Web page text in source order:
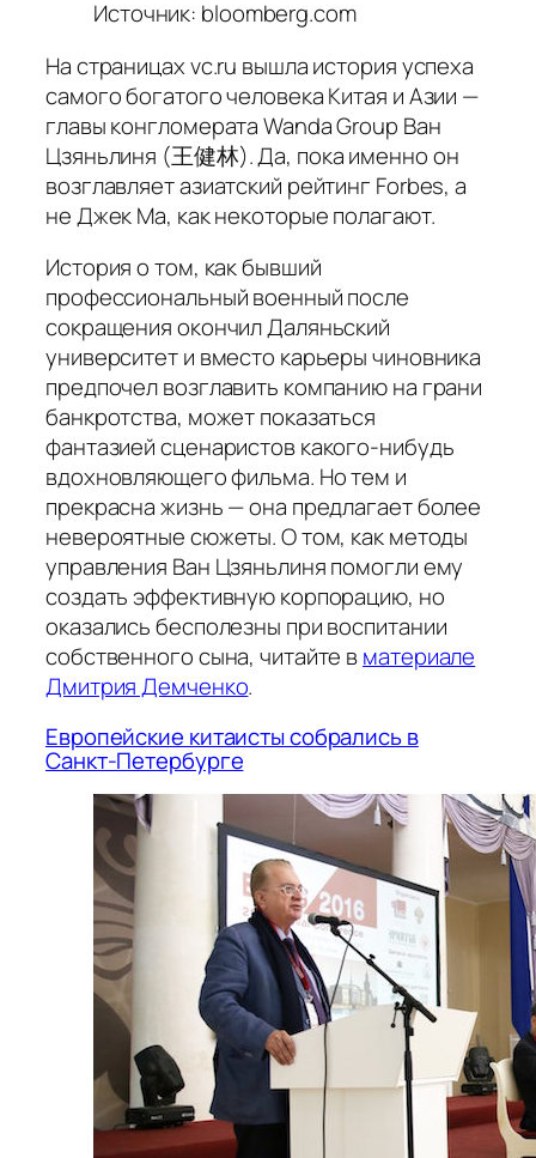
Источник: bloomberg.com
На страницах vc.ru вышла история успеха
самого богатого человека Китая и Азии —
главы конгломерата Wanda Group Ван
Цзяньлиня (王健林). Да, пока именно он
возглавляет азиатский рейтинг Forbes, а
не Джек Ма, как некоторые полагают.
История о том, как бывший
профессиональный военный после
сокращения окончил Даляньский
университет и вместо карьеры чиновника
предпочел возглавить компанию на грани
банкротства, может показаться
фантазией сценаристов какого-нибудь
вдохновляющего фильма. Но тем и
прекрасна жизнь — она предлагает более
невероятные сюжеты. О том, как методы
управления Ван Цзяньлиня помогли ему
создать эффективную корпорацию, но
оказались бесполезны при воспитании
собственного сына, читайте вматериале
Дмитрия Демченко.
Европейские китаисты собрались в
Санкт-Петербурге